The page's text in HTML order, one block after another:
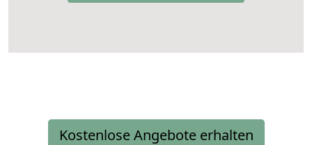
Kostenlose Angebote erhalten